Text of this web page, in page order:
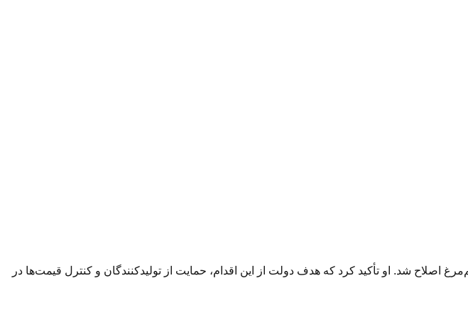
شد. او تأکید کرد که هدف دولت از این اقدام، حمایت از تولیدکنندگان و کنترل قیمت‌ها در